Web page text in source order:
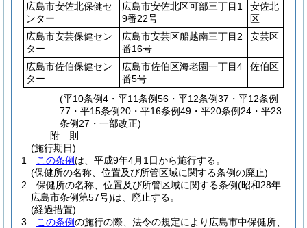
広島市安佐北保健セ
ンター
広島市安佐北区可部三丁目1
9番22号
安佐北
区
広島市安芸保健セン
ター
広島市安芸区船越南三丁目2
番16号
安芸区
広島市佐伯保健セン
ター
広島市佐伯区海老園一丁目4
番5号
佐伯区
(平10条例4・平11条例56・平12条例37・平12条例
77・平15条例20・平16条例49・平20条例24・平23
条例27・一部改正)
附 則
(施行期日)
1
この条例 は、平成9年4月1日から施行する。
(保健所の名称、位置及び所管区域に関する条例の廃止)
2
保健所の名称、位置及び所管区域に関する条例(昭和28年
広島市条例第57号)は、廃止する。
(経過措置)
3
この条例の施行の際、法令の規定により広島市中保健所、